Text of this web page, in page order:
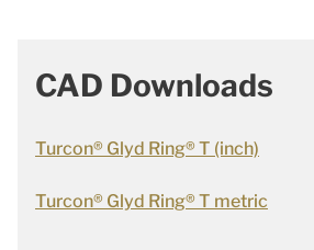
CAD Downloads
Turcon® Glyd Ring® T (inch)
Turcon® Glyd Ring® T metric